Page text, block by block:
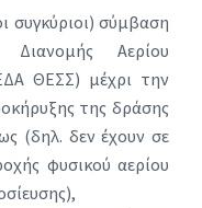
συγκύριοι) σύμβαση
Αερίου
ΘΕΣΣ) μέχρι την
της δράσης
(δηλ. δεν έχουν σε
φυσικού αερίου